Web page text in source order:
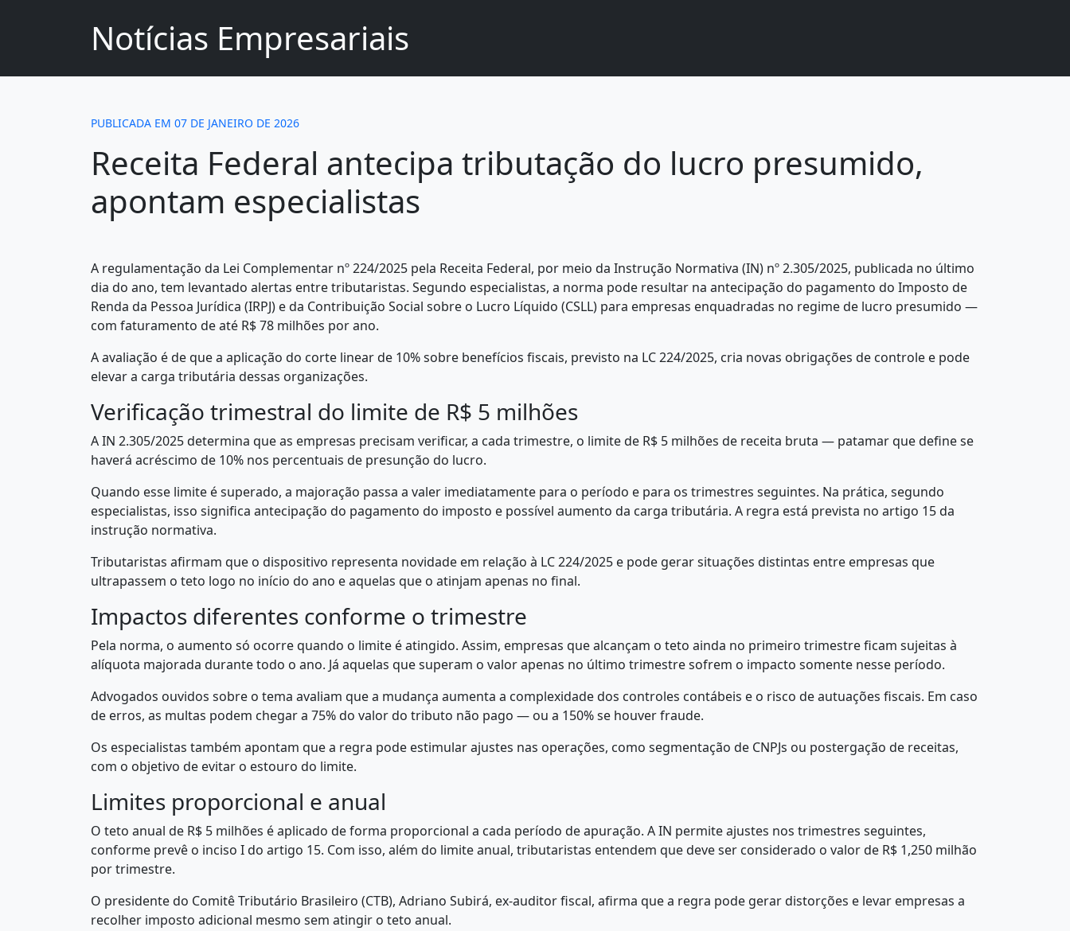
Notícias Empresariais
PUBLICADA EM 07 DE JANEIRO DE 2026
Receita Federal antecipa tributação do lucro presumido,
apontam especialistas
A regulamentação da Lei Complementar nº 224/2025 pela Receita Federal, por meio da Instrução Normativa (IN) nº 2.305/2025, publicada no último
dia do ano, tem levantado alertas entre tributaristas. Segundo especialistas, a norma pode resultar na antecipação do pagamento do Imposto de
Renda da Pessoa Jurídica (IRPJ) e da Contribuição Social sobre o Lucro Líquido (CSLL) para empresas enquadradas no regime de lucro presumido —
com faturamento de até R$ 78 milhões por ano.
A avaliação é de que a aplicação do corte linear de 10% sobre benefícios fiscais, previsto na LC 224/2025, cria novas obrigações de controle e pode
elevar a carga tributária dessas organizações.
Verificação trimestral do limite de R$ 5 milhões
A IN 2.305/2025 determina que as empresas precisam verificar, a cada trimestre, o limite de R$ 5 milhões de receita bruta — patamar que define se
haverá acréscimo de 10% nos percentuais de presunção do lucro.
Quando esse limite é superado, a majoração passa a valer imediatamente para o período e para os trimestres seguintes. Na prática, segundo
especialistas, isso significa antecipação do pagamento do imposto e possível aumento da carga tributária. A regra está prevista no artigo 15 da
instrução normativa.
Tributaristas afirmam que o dispositivo representa novidade em relação à LC 224/2025 e pode gerar situações distintas entre empresas que
ultrapassem o teto logo no início do ano e aquelas que o atinjam apenas no final.
Impactos diferentes conforme o trimestre
Pela norma, o aumento só ocorre quando o limite é atingido. Assim, empresas que alcançam o teto ainda no primeiro trimestre ficam sujeitas à
alíquota majorada durante todo o ano. Já aquelas que superam o valor apenas no último trimestre sofrem o impacto somente nesse período.
Advogados ouvidos sobre o tema avaliam que a mudança aumenta a complexidade dos controles contábeis e o risco de autuações fiscais. Em caso
de erros, as multas podem chegar a 75% do valor do tributo não pago — ou a 150% se houver fraude.
Os especialistas também apontam que a regra pode estimular ajustes nas operações, como segmentação de CNPJs ou postergação de receitas,
com o objetivo de evitar o estouro do limite.
Limites proporcional e anual
O teto anual de R$ 5 milhões é aplicado de forma proporcional a cada período de apuração. A IN permite ajustes nos trimestres seguintes,
conforme prevê o inciso I do artigo 15. Com isso, além do limite anual, tributaristas entendem que deve ser considerado o valor de R$ 1,250 milhão
por trimestre.
O presidente do Comitê Tributário Brasileiro (CTB), Adriano Subirá, ex-auditor fiscal, afirma que a regra pode gerar distorções e levar empresas a
recolher imposto adicional mesmo sem atingir o teto anual.